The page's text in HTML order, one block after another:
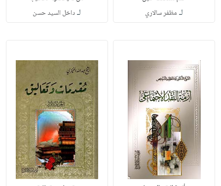
لـ مظفر سالاري لـداخل السيد حسن